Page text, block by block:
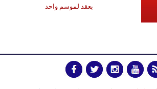
بعقد لموسم واحد